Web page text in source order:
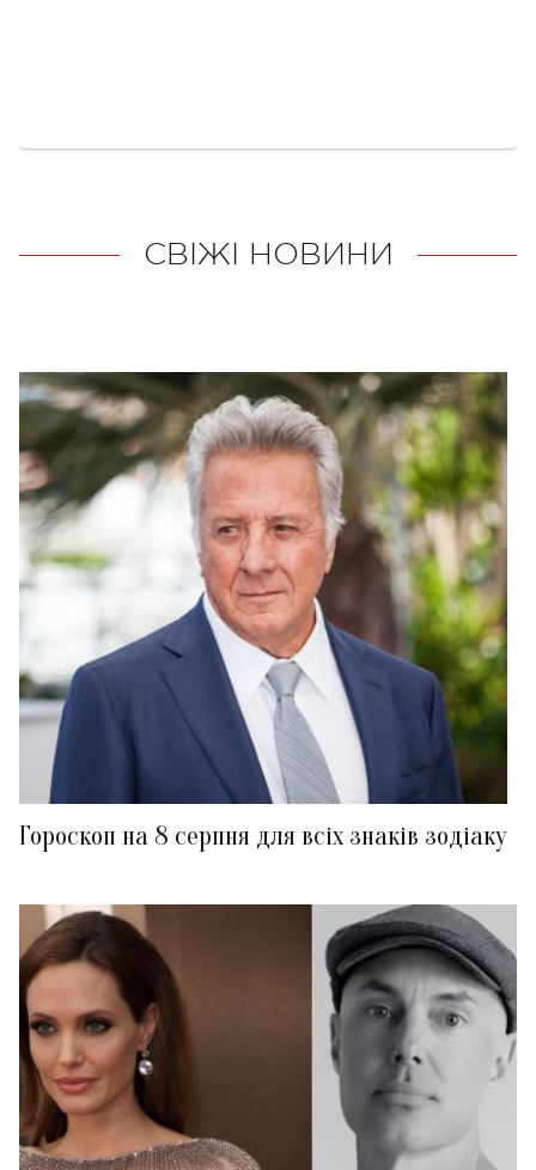
СВІЖІ НОВИНИ
Гороскоп на 8 серпня для всіх знаків зодіаку